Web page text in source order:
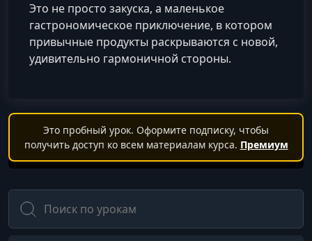
Это не просто закуска, а маленькое
гастрономическое приключение, в котором
привычные продукты раскрываются с новой,
удивительно гармоничной стороны.
Это пробный урок. Оформите подписку, чтобы
получить доступ ко всем материалам курса. Премиум
Поиск